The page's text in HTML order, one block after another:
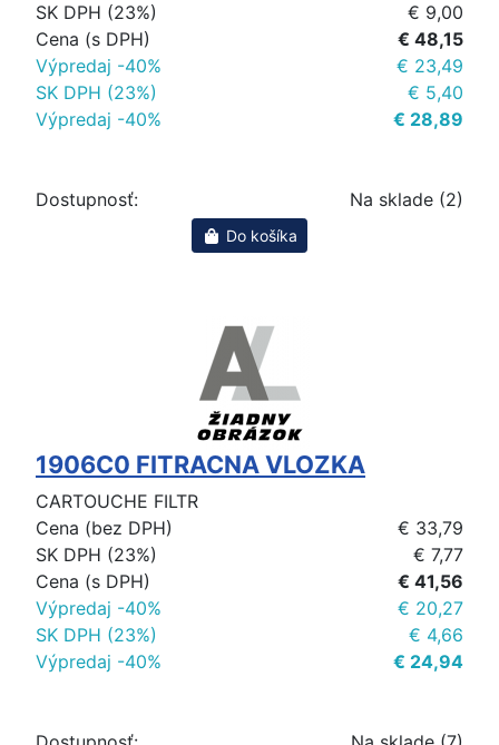
SK DPH (23%)
€ 9,00
Cena (s DPH)
€ 48,15
Výpredaj -40%
€ 23,49
SK DPH (23%)
€ 5,40
Výpredaj -40%
€ 28,89
Dostupnosť: Na sklade (2)
Do košíka
1906C0 FITRACNA VLOZKA
CARTOUCHE FILTR
Cena (bez DPH)
€ 33,79
SK DPH (23%)
€ 7,77
Cena (s DPH)
€ 41,56
Výpredaj -40%
€ 20,27
SK DPH (23%)
€ 4,66
Výpredaj -40%
€ 24,94